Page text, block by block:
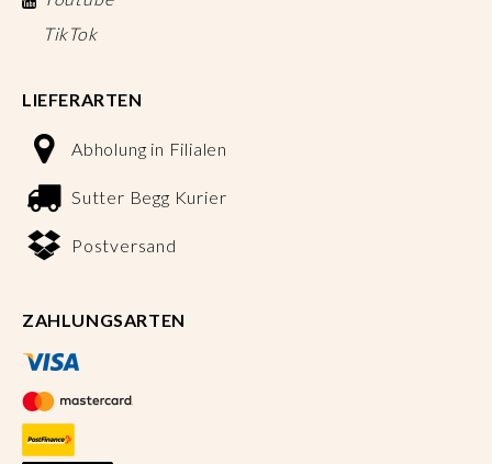
TikTok
LIEFERARTEN
Abholung in Filialen
Sutter Begg Kurier
Postversand
ZAHLUNGSARTEN